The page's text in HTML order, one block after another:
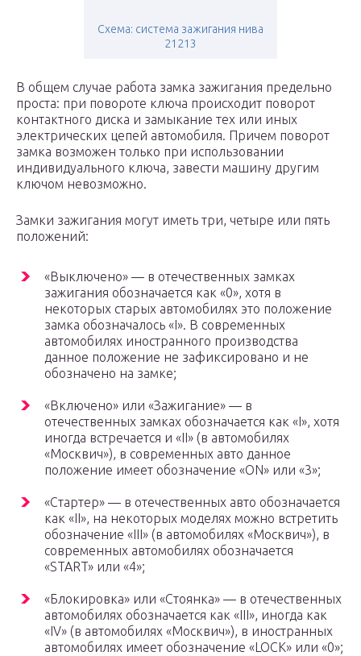
Схема: система зажигания нива
21213
В общем случае работа замка зажигания предельно
проста: при повороте ключа происходит поворот
контактного диска и замыкание тех или иных
электрических цепей автомобиля. Причем поворот
замка возможен только при использовании
индивидуального ключа, завести машину другим
ключом невозможно.
Замки зажигания могут иметь три, четыре или пять
положений:
«Выключено» — в отечественных замках
зажигания обозначается как «0», хотя в
некоторых старых автомобилях это положение
замка обозначалось «I». В современных
автомобилях иностранного производства
данное положение не зафиксировано и не
обозначено на замке;
«Включено» или «Зажигание» — в
отечественных замках обозначается как «I», хотя
иногда встречается и «II» (в автомобилях
«Москвич»), в современных авто данное
положение имеет обозначение «ON» или «3»;
«Стартер» — в отечественных авто обозначается
как «II», на некоторых моделях можно встретить
обозначение «III» (в автомобилях «Москвич»), в
современных автомобилях обозначается
«START» или «4»;
«Блокировка» или «Стоянка» — в отечественных
автомобилях обозначается как «III», иногда как
«IV» (в автомобилях «Москвич»), в иностранных
автомобилях имеет обозначение «LOCK» или «0»;